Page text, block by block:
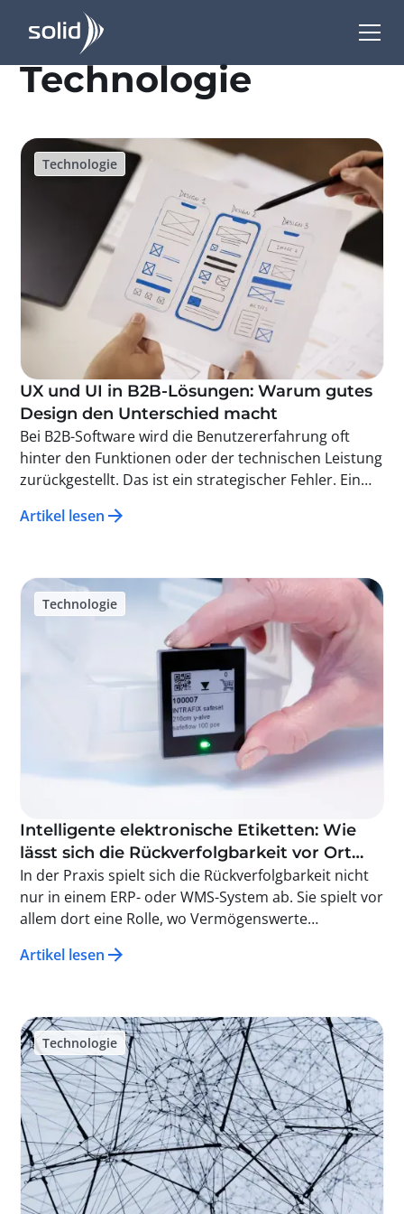
Technologie
Technologie
UX und UI in B2B-Lösungen: Warum gutes
Design den Unterschied macht
Bei B2B-Software wird die Benutzererfahrung oft
hinter den Funktionen oder der technischen Leistung
zurückgestellt. Das ist ein strategischer Fehler. Ein
Design macht eine Lösung nicht nur ansprechender,
Solid entwickeln wir seit mehreren Jahren Lösungen
zur Rückverfolgbarkeit und haben dies im täglichen
Einsatz unter Beweis gestellt.
Artikel lesen
Technologie
Intelligente elektronische Etiketten: Wie
lässt sich die Rückverfolgbarkeit vor Ort
verbessern?
In der Praxis spielt sich die Rückverfolgbarkeit nicht
nur in einem ERP- oder WMS-System ab. Sie spielt vor
allem dort eine Rolle, wo Vermögenswerte
werden. Und genau an diesem Ort fehlt oft etwas:
elektronische Etiketten: Sie ersetzen ein Papieretikett
(das oft nicht mehr dem aktuellen Stand entspricht)
durch eine robuste, lesbare und synchronisierte
digitale Schnittstelle. Das Ziel ist nicht „Digitalisierung
um der Digitalisierung willen”, sondern die
Reduzierung von Abweichungen, die Begrenzung von
Fehlern und die Vereinfachung der
Rückverfolgbarkeit im Alltag.
Artikel lesen
Technologie